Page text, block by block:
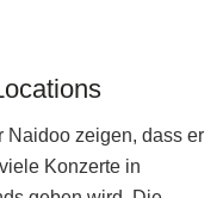
Naidoo zeigen, dass er
Konzerte in